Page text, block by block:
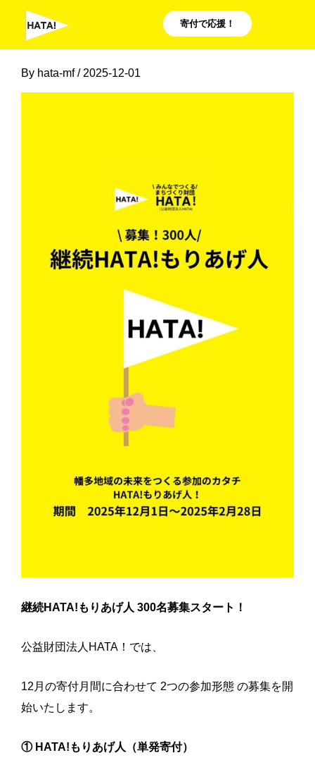
を
寄付で応援！
By hata-mf/ 2025-12-01
継続HATA!もりあげ人 300名募集スタート！
公益財団法人HATA！では、
12月の寄付月間に合わせて 2つの参加形態 の募集を開
始いたします。
① HATA!もりあげ人（単発寄付）